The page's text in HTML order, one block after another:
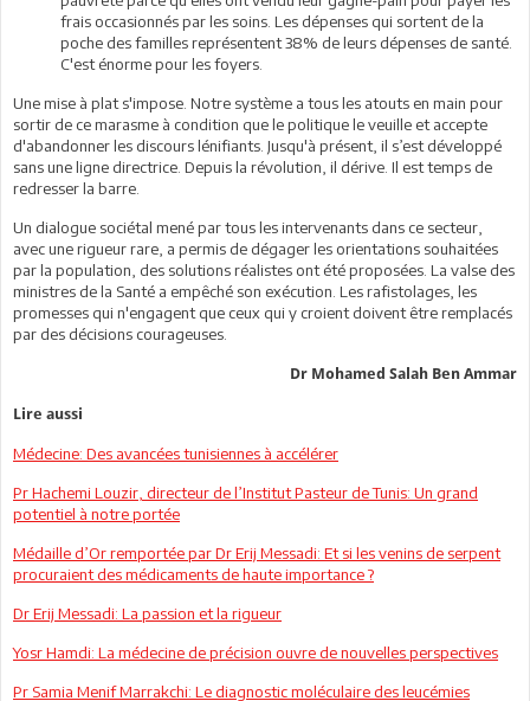
frais occasionnés par les soins. Les dépenses qui sortent de la
poche des familles représentent 38% de leurs dépenses de santé.
C'est énorme pour les foyers.
Une mise à plat s'impose. Notre système a tous les atouts en main pour
sortir de ce marasme à condition que le politique le veuille et accepte
d'abandonner les discours lénifiants. Jusqu'à présent, il s’est développé
sans une ligne directrice. Depuis la révolution, il dérive. Il est temps de
redresser la barre.
Un dialogue sociétal mené par tous les intervenants dans ce secteur,
avec une rigueur rare, a permis de dégager les orientations souhaitées
par la population, des solutions réalistes ont été proposées. La valse des
ministres de la Santé a empêché son exécution. Les rafistolages, les
promesses qui n'engagent que ceux qui y croient doivent être remplacés
par des décisions courageuses.
Dr Mohamed Salah Ben Ammar
Lire aussi
Médecine: Des avancées tunisiennes à accélérer
Pr Hachemi Louzir, directeur de l’Institut Pasteur de Tunis: Un grand
potentiel à notre portée
Médaille d’Or remportée par Dr Erij Messadi: Et si les venins de serpent
procuraient des médicaments de haute importance ?
Dr Erij Messadi: La passion et la rigueur
Yosr Hamdi: La médecine de précision ouvre de nouvelles perspectives
Pr Samia Menif Marrakchi: Le diagnostic moléculaire des leucémies